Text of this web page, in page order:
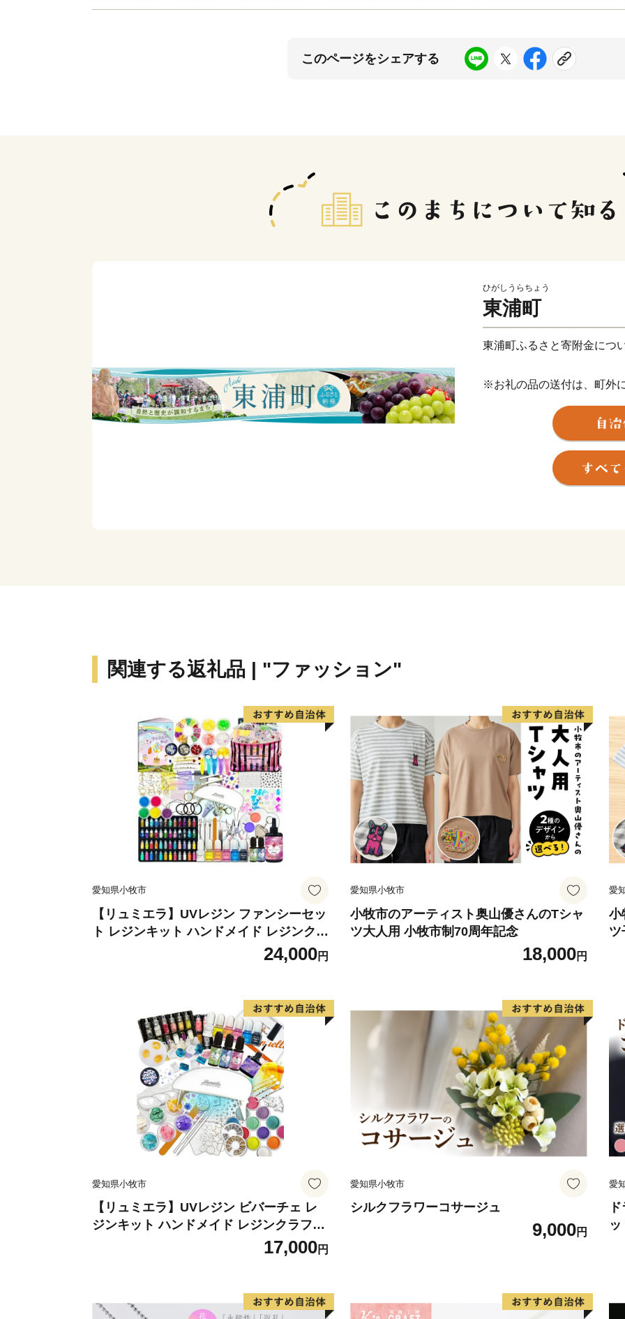
このページをシェアする
ひがしうらちょう
東浦町
東浦町ふるさと寄附金につ
※お礼の品の送付は、町外
※寄附につきましては、年
※お礼の品のお届けには1
※1回の寄附につき、お礼
【ワンストップ特例申請書
申請書を受領書と一緒にお
必要情報を記載の上返送し
※確定申告をされる方は、
《ワンストップ特例申請書
〒444-1333
東浦町ふるさと納税ワン
≪お問い合わせ先≫
東浦町ふるさと納税サポー
MAIL：
関連する返礼品 | "ファッション"
愛知県小牧市
【リュミエラ】UVレジン ファンシーセッ
ト レジンキット ハンドメイド レジンクラ
フト アクセサリーキット 手作り セット
24,000円
愛知県小牧市
小牧市のアーティスト奥山優さんのTシャ
ツ大人用 小牧市制70周年記念
18,000円
愛
小
ツ
愛知県小牧市
【リュミエラ】UVレジン ビバーチェ レ
ジンキット ハンドメイド レジンクラフト
アクセサリーキット 手作り セット レジン
17,000円
愛知県小牧市
シルクフラワーコサージュ
9,000円
愛